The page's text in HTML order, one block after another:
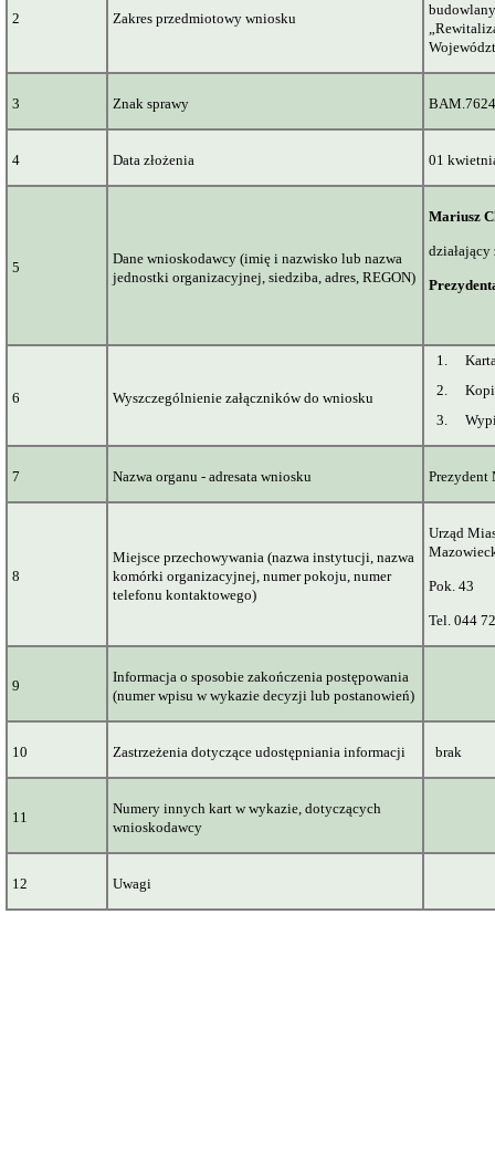
2 Zakres przedmiotowy wniosku
3 Znak sprawy
4 Data złożenia 01
5
Dane wnioskodawcy (imię i nazwisko lub nazwa
jednostki organizacyjnej, siedziba, adres, REGON)
Mariusz
działający
6 Wyszczególnienie załączników do wniosku
1.
2.
3.
7 Nazwa organu - adresata wniosku Prezydent
8
Miejsce przechowywania (nazwa instytucji, nazwa
komórki organizacyjnej, numer pokoju, numer
telefonu kontaktowego)
Urząd
Pok. 43
Tel. 044
9
Informacja o sposobie zakończenia postępowania
(numer wpisu w wykazie decyzji lub postanowień)
10 Zastrzeżenia dotyczące udostępniania informacji brak
11
Numery innych kart w wykazie, dotyczących
wnioskodawcy
12 Uwagi